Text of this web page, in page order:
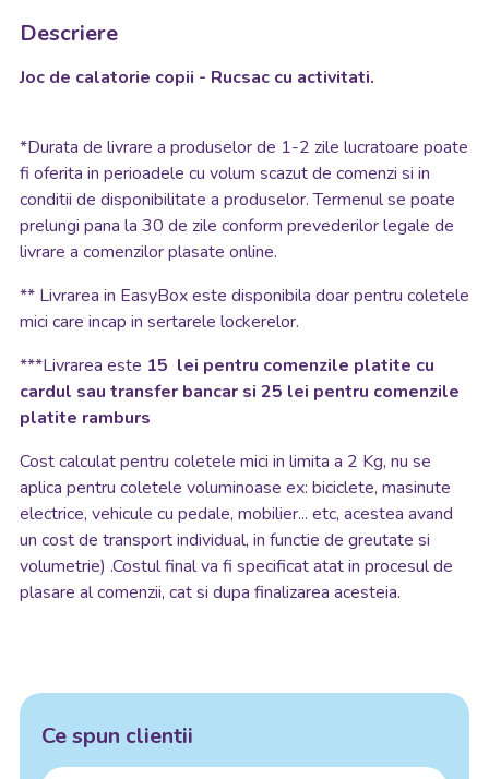
Descriere
Joc de calatorie copii - Rucsac cu activitati.
*Durata de livrare a produselor de 1-2 zile lucratoare poate
fi oferita in perioadele cu volum scazut de comenzi si in
conditii de disponibilitate a produselor. Termenul se poate
prelungi pana la 30 de zile conform prevederilor legale de
livrare a comenzilor plasate online.
** Livrarea in EasyBox este disponibila doar pentru coletele
mici care incap in sertarele lockerelor.
***Livrarea este 15 lei pentru comenzile platite cu
cardul sau transfer bancar si 25 lei pentru comenzile
platite ramburs
Cost calculat pentru coletele mici in limita a 2 Kg, nu se
aplica pentru coletele voluminoase ex: biciclete, masinute
electrice, vehicule cu pedale, mobilier... etc, acestea avand
un cost de transport individual, in functie de greutate si
volumetrie) .Costul final va fi specificat atat in procesul de
plasare al comenzii, cat si dupa finalizarea acesteia.
Ce spun clientii